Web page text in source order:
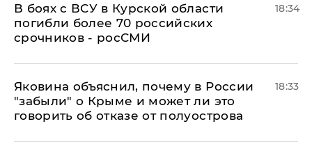
В боях с ВСУ в Курской области
погибли более 70 российских
срочников - росСМИ
18:34
Яковина объяснил, почему в России
"забыли" о Крыме и может ли это
говорить об отказе от полуострова
18:33